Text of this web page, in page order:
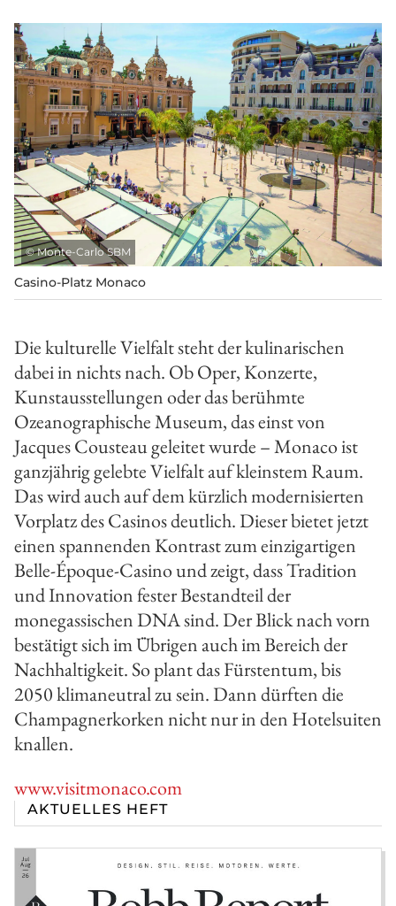
AKTUELLES HEFT
© Monte-Carlo SBM
Casino-Platz Monaco
Die kulturelle Vielfalt steht der kulinarischen
dabei in nichts nach. Ob Oper, Konzerte,
Kunstausstellungen oder das berühmte
Ozeanographische Museum, das einst von
Jacques Cousteau geleitet wurde – Monaco ist
ganzjährig gelebte Vielfalt auf kleinstem Raum.
Das wird auch auf dem kürzlich modernisierten
Vorplatz des Casinos deutlich. Dieser bietet jetzt
einen spannenden Kontrast zum einzig­artigen
Belle-­Époque-­Casino und zeigt, dass Tradition
und Innovation fester Bestandteil der
monegassischen DNA sind. Der Blick nach vorn
bestätigt sich im Übrigen auch im Bereich der
Nachhaltigkeit. So plant das Fürstentum, bis
2050 klimaneutral zu sein. Dann dürften die
Champa­gnerkorken nicht nur in den Hotelsuiten
knallen.
www.visitmonaco.com